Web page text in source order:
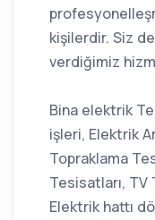
kişilerdir. Siz
verdiğimiz
Bina elektrik
işleri, Elektrik
Topraklama
Tesisatları, TV
Elektrik hattı